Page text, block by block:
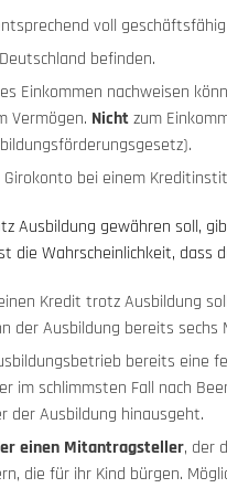
voll
befinden.
Einkommen nachweisen
Vermögen. Nichtzum
bei einem
Ausbildung gewähren soll,
die Wahrscheinlichkeit,
Kredit trotz Ausbildung
der Ausbildung bereits
bereits eine
im schlimmsten Fall nach
der Ausbildung hinausgeht.
einen Mitantragsteller, der
die für ihr Kind bürgen.